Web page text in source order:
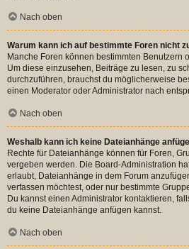
Nach oben
Warum kann ich auf bestimmte Foren nicht
Manche Foren können bestimmten Benutzern
Um diese einzusehen, Beiträge zu lesen, zu
durchzuführen, brauchst du möglicherweise
einen Moderator oder Administrator nach
Nach oben
Weshalb kann ich keine Dateianhänge
Rechte für Dateianhänge können für Foren,
vergeben werden. Die Board-Administration
erlaubt, Dateianhänge in dem Forum
verfassen möchtest, oder nur bestimmte
Du kannst einen Administrator kontaktieren,
du keine Dateianhänge anfügen kannst.
Nach oben